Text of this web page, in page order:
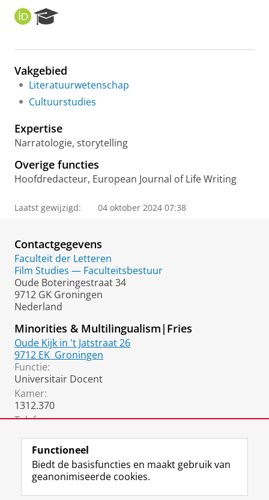
O
R
I
e
r
c
h
r
t
a
l
Vakgebied
Literatuurwetenschap
Cultuurstudies
Expertise
Narratologie, storytelling
Overige functies
Hoofdredacteur, European Journal of Life Writing
Laatst gewijzigd: 04 oktober 2024 07:38
Contactgegevens
Faculteit der Letteren
Film Studies — Faculteitsbestuur
Oude Boteringestraat 34
9712 GK Groningen
Nederland
Minorities & Multilingualism|Fries
Oude Kijk in 't Jatstraat 26
9712 EK Groningen
Functie:
Universitair Docent
Kamer:
1312.370
Telefoon:
F L R I Y
Functioneel
Biedt de basisfuncties en maakt gebruik van
geanonimiseerde cookies.